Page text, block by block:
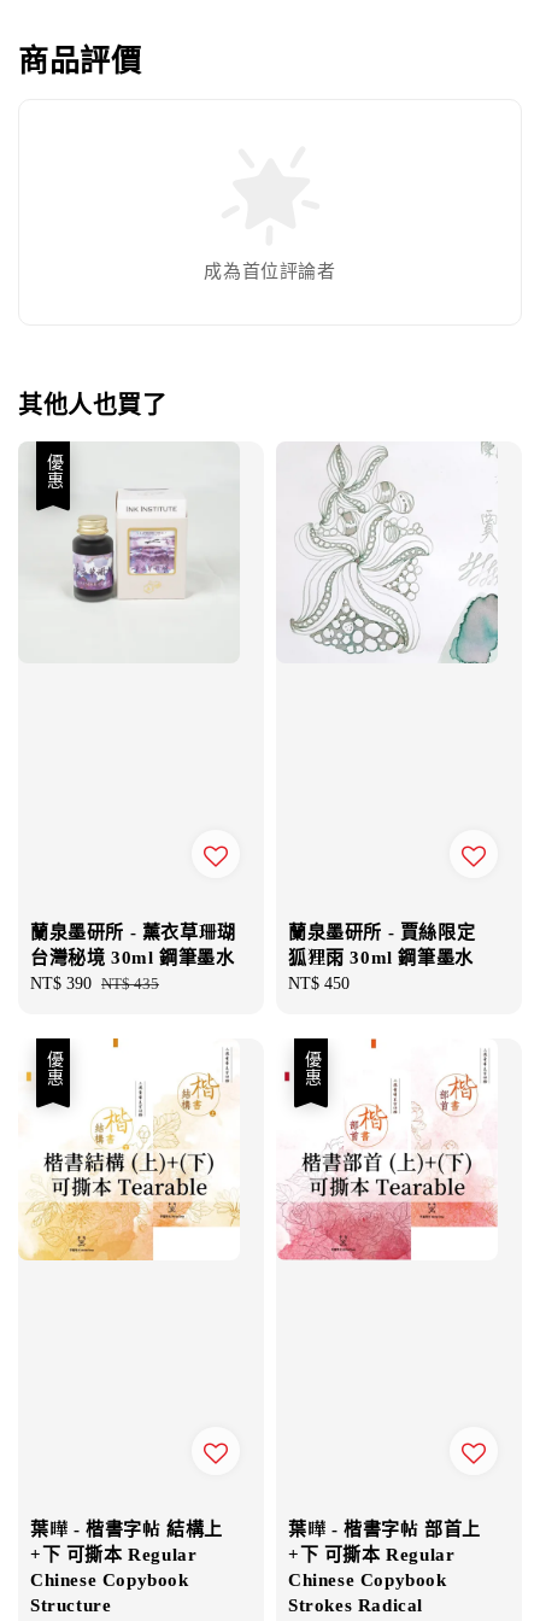
商品評價
成為首位評論者
其他人也買了
優惠
蘭泉墨研所 - 薰衣草珊瑚
台灣秘境 30ml 鋼筆墨水
Sale
NT$ 390 Regular
NT$ 435
蘭泉墨研所 - 賈絲限定
狐狸雨 30ml 鋼筆墨水
Regular
NT$ 450
優惠
葉曄 - 楷書字帖 結構上
+下 可撕本 Regular
Chinese Copybook
Structure
優惠
葉曄 - 楷書字帖 部首上
+下 可撕本 Regular
Chinese Copybook
Strokes Radical